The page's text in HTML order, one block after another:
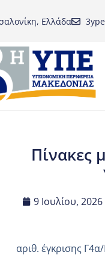
Ελλάδα
Πίνακες
9 Ιουλίου, 2026
αριθ. έγκρισης